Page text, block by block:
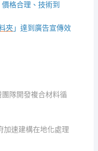
格合理、技術到
夾」達到廣告宣傳效
隊開發複合材料循
加速建構在地化處理